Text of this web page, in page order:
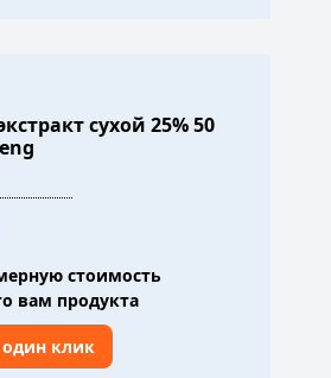
сухой 25% 50
стоимость
вам продукта
один клик